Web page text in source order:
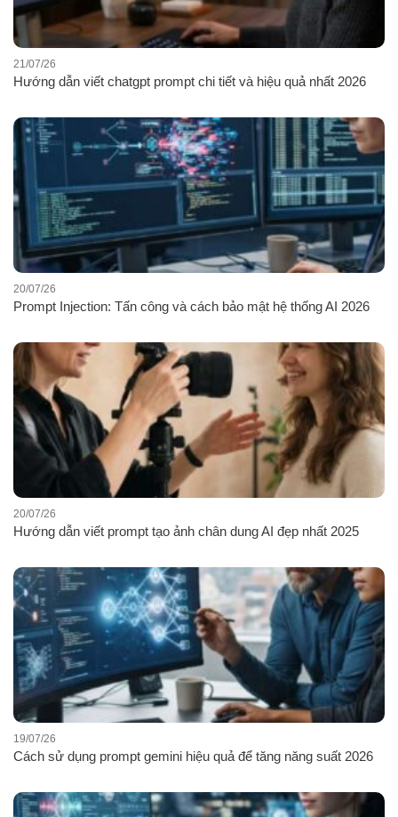
Hướng dẫn viết chatgpt prompt chi tiết và hiệu quả nhất 2026
21/07/26
Prompt Injection: Tấn công và cách bảo mật hệ thống AI 2026
20/07/26
Hướng dẫn viết prompt tạo ảnh chân dung AI đẹp nhất 2025
20/07/26
Cách sử dụng prompt gemini hiệu quả để tăng năng suất 2026
19/07/26